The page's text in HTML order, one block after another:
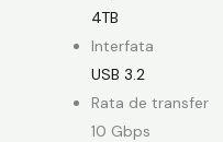
4TB
Interfata
USB 3.2
Rata de transfer
10 Gbps